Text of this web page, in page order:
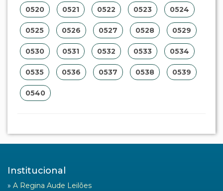
0520 0521 0522 0523 0524
0525 0526 0527 0528 0529
0530 0531 0532 0533 0534
0535 0536 0537 0538 0539
0540
Institucional
» A Regina Aude Leilões